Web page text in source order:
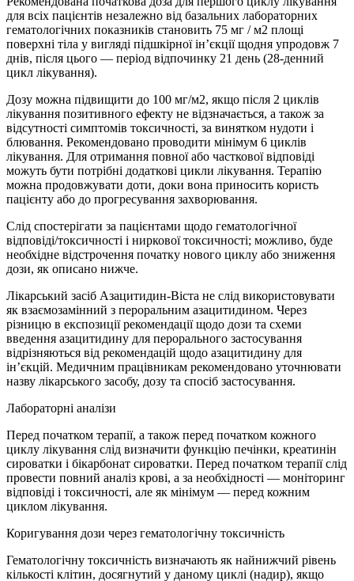
для всіх пацієнтів незалежно від базальних лабораторних
гематологічних показників становить 75 мг / м2 площі
поверхні тіла у вигляді підшкірної ін’єкції щодня упродовж 7
днів, після цього — період відпочинку 21 день (28-денний
цикл лікування).
Дозу можна підвищити до 100 мг/м2, якщо після 2 циклів
лікування позитивного ефекту не відзначається, а також за
відсутності симптомів токсичності, за винятком нудоти і
блювання. Рекомендовано проводити мінімум 6 циклів
лікування. Для отримання повної або часткової відповіді
можуть бути потрібні додаткові цикли лікування. Терапію
можна продовжувати доти, доки вона приносить користь
пацієнту або до прогресування захворювання.
Слід спостерігати за пацієнтами щодо гематологічної
відповіді/токсичності і ниркової токсичності; можливо, буде
необхідне відстрочення початку нового циклу або зниження
дози, як описано нижче.
Лікарський засіб Азацитидин-Віста не слід використовувати
як взаємозамінний з пероральним азацитидином. Через
різницю в експозиції рекомендації щодо дози та схеми
введення азацитидину для перорального застосування
відрізняються від рекомендацій щодо азацитидину для
ін’єкцій. Медичним працівникам рекомендовано уточнювати
назву лікарського засобу, дозу та спосіб застосування.
Лабораторні аналізи
Перед початком терапії, а також перед початком кожного
циклу лікування слід визначити функцію печінки, креатинін
сироватки і бікарбонат сироватки. Перед початком терапії слід
провести повний аналіз крові, а за необхідності — моніторинг
відповіді і токсичності, але як мінімум — перед кожним
циклом лікування.
Коригування дози через гематологічну токсичність
Гематологічну токсичність визначають як найнижчий рівень
кількості клітин, досягнутий у даному циклі (надир), якщо